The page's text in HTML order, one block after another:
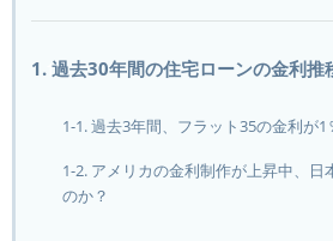
1. 過去30年間の住宅ローンの金利推
1-1. 過去3年間、フラット35の金利が1
1-2. アメリカの金利制作が上昇中、日
のか？